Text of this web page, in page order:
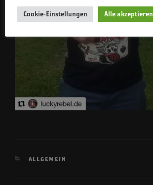
KATEGORIEN
ALLGEMEIN
Cookie-Einstellungen Alle akzeptieren